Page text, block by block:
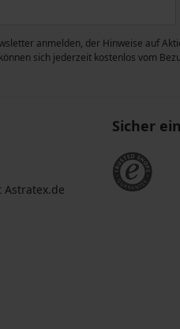
anmelden, der Hinweise auf
sich jederzeit kostenlos vom
Sicher